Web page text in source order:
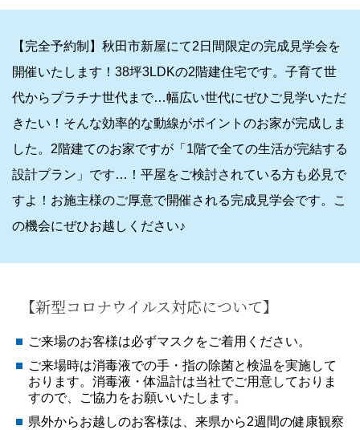
【完全予約制】秋田市新屋にて2日間限定の完成見学会を
開催いたします！38坪3LDKの2階建住宅です。子育て世
代からプラチナ世代まで…幅広い世代にぜひご見学いただ
きたい！そんな効率的な動線がポイントのお家が完成しま
した。2階建てのお家ですが「1階で全ての生活が完結する
設計プラン」です…！平屋をご検討されている方も必見で
すよ！お施主様のご厚意で開催される完成見学会です。こ
の機会にぜひお越しください♪
【新型コロナウイルス対応について】
ご来場のお客様は必ずマスクをご着用ください。
ご来場時は消毒液での手・指の除菌と検温を実施して
おります。消毒液・体温計は当社でご用意しておりま
すので、ご協力をお願いいたします。
県外からお越しのお客様は、来県から2週間の健康観察